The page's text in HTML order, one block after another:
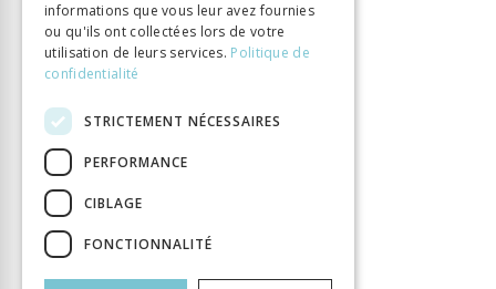
informations que vous leur avez fournies
ou qu'ils ont collectées lors de votre
utilisation de leurs services. Politique de
confidentialité
STRICTEMENT NÉCESSAIRES
PERFORMANCE
CIBLAGE
FONCTIONNALITÉ